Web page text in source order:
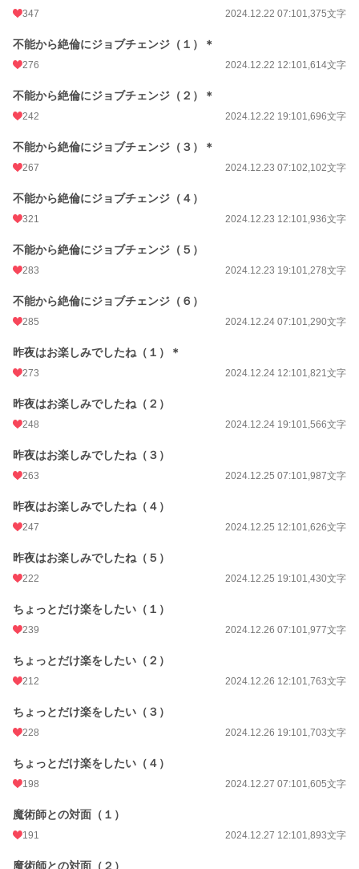
347 2024.12.22 07:101,375文字
不能から絶倫にジョブチェンジ（１）＊
276 2024.12.22 12:101,614文字
不能から絶倫にジョブチェンジ（２）＊
242 2024.12.22 19:101,696文字
不能から絶倫にジョブチェンジ（３）＊
267 2024.12.23 07:102,102文字
不能から絶倫にジョブチェンジ（４）
321 2024.12.23 12:101,936文字
不能から絶倫にジョブチェンジ（５）
283 2024.12.23 19:101,278文字
不能から絶倫にジョブチェンジ（６）
285 2024.12.24 07:101,290文字
昨夜はお楽しみでしたね（１）＊
273 2024.12.24 12:101,821文字
昨夜はお楽しみでしたね（２）
248 2024.12.24 19:101,566文字
昨夜はお楽しみでしたね（３）
263 2024.12.25 07:101,987文字
昨夜はお楽しみでしたね（４）
247 2024.12.25 12:101,626文字
昨夜はお楽しみでしたね（５）
222 2024.12.25 19:101,430文字
ちょっとだけ楽をしたい（１）
239 2024.12.26 07:101,977文字
ちょっとだけ楽をしたい（２）
212 2024.12.26 12:101,763文字
ちょっとだけ楽をしたい（３）
228 2024.12.26 19:101,703文字
ちょっとだけ楽をしたい（４）
198 2024.12.27 07:101,605文字
魔術師との対面（１）
191 2024.12.27 12:101,893文字
魔術師との対面（２）